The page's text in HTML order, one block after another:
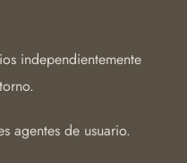
independientemente
agentes de usuario.